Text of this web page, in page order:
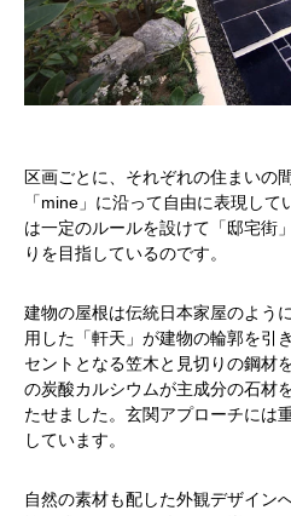
区画ごとに、それぞれの住まいの
「mine」に沿って自由に表現し
は一定のルールを設けて「邸宅街
りを目指しているのです。
建物の屋根は伝統日本家屋のよう
用した「軒天」が建物の輪郭を引
セントとなる笠木と見切りの鋼材
の炭酸カルシウムが主成分の石材
たせました。玄関アプローチには
しています。
自然の素材も配した外観デザイン